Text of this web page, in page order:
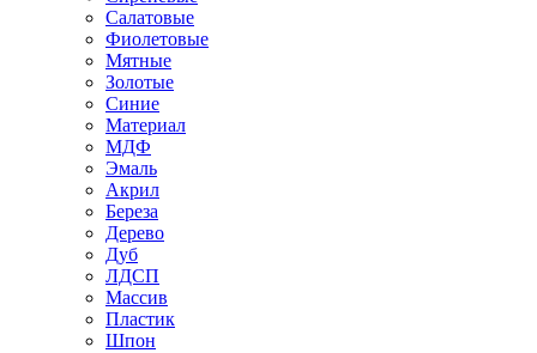
Салатовые
Фиолетовые
Мятные
Золотые
Синие
Материал
МДФ
Эмаль
Акрил
Береза
Дерево
Дуб
ЛДСП
Массив
Пластик
Шпон